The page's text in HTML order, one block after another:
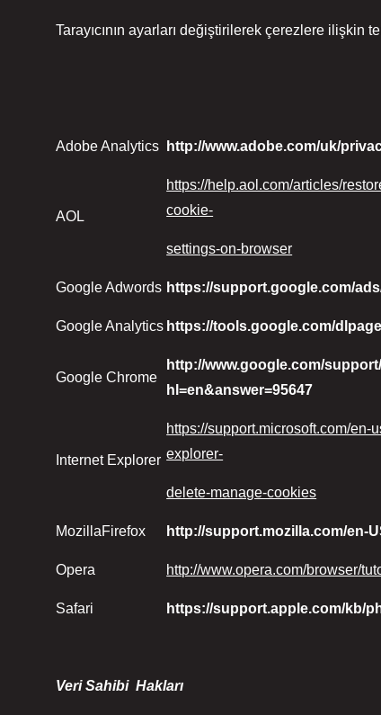
Tarayıcının ayarları değiştirilerek çerezlere
Adobe Analytics http://www.adobe.com/uk/
AOL
https://help.aol.com/articles/
cookie-
settings-on-browser
Google Adwords https://support.google.com/
Google Analytics https://tools.google.com/
Google Chrome
http://www.google.com/
hl=en&answer=95647
Internet Explorer
https://support.microsoft.com/
explorer-
delete-manage-cookies
MozillaFirefox http://support.mozilla.com/en-
Opera http://www.opera.com/browser/
Safari https://support.apple.com/kb/
Veri Sahibi Hakları